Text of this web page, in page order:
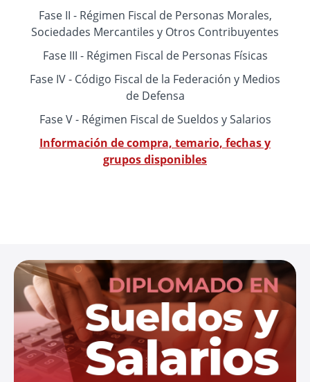
Fase II - Régimen Fiscal de Personas Morales,
Sociedades Mercantiles y Otros Contribuyentes
Fase III - Régimen Fiscal de Personas Físicas
Fase IV - Código Fiscal de la Federación y Medios
de Defensa
Fase V - Régimen Fiscal de Sueldos y Salarios
Información de compra, temario, fechas y
grupos disponibles